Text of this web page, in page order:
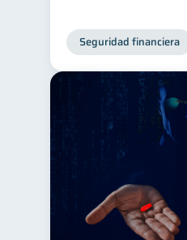
Seguridad financiera